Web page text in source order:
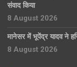
संवाद किया
8 August 2026
मानेसर में भूपेंद्र यादव ने
8 August 2026